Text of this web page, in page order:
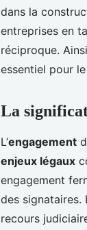
dans la
entreprises en
réciproque.
essentiel pour
La
L’engagement
enjeux légaux
engagement
des signataires.
recours